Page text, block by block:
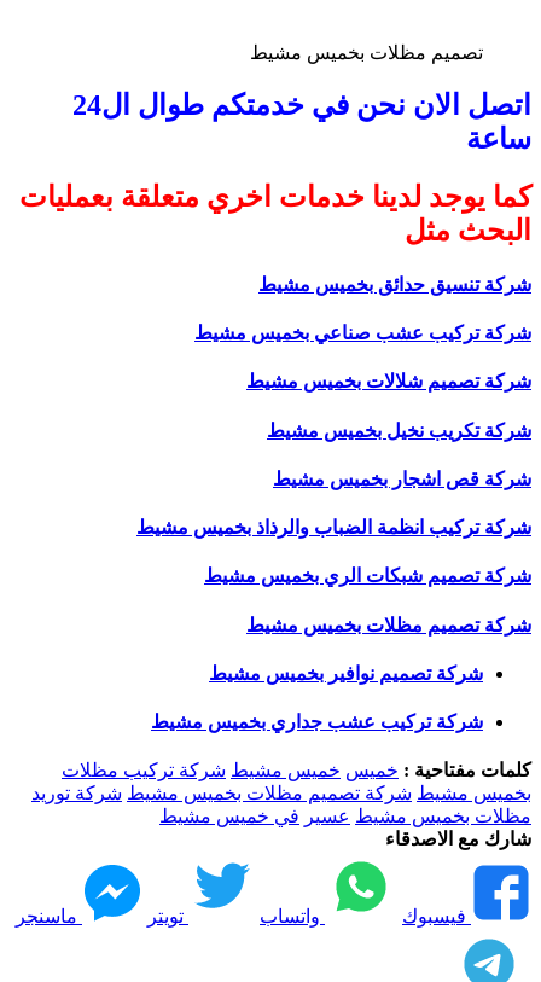
تصميم مظلات بخميس مشيط
اتصل الان نحن في خدمتكم طوال ال24
ساعة
كما يوجد لدينا خدمات اخري متعلقة بعمليات
البحث مثل
شركة تنسيق حدائق بخميس مشيط
شركة تركيب عشب صناعي بخميس مشيط
شركة تصميم شلالات بخميس مشيط
شركة تكريب نخيل بخميس مشيط
شركة قص اشجار بخميس مشيط
شركة تركيب انظمة الضباب والرذاذ بخميس مشيط
شركة تصميم شبكات الري بخميس مشيط
شركة تصميم مظلات بخميس مشيط
شركة تصميم نوافير بخميس مشيط
شركة تركيب عشب جداري بخميس مشيط
كلمات مفتاحية : خميس خميس مشيط شركة تركيب مظلات
بخميس مشيط شركة تصميم مظلات بخميس مشيط شركة توريد
مظلات بخميس مشيط عسير في خميس مشيط
شارك مع الاصدقاء
فيسبوك واتساب تويتر ماسنجر